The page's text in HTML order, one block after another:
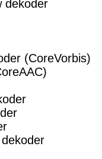
dekoder
(CoreVorbis)